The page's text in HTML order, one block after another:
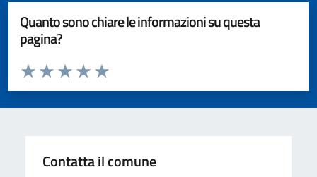
Quanto sono chiare le informazioni su questa
pagina?
Valuta da 1 a 5 stelle la pagina
Valuta 5 stelle su 5
Valuta 4 stelle su 5
Valuta 3 stelle su 5
Valuta 2 stelle su 5
Valuta 1 stelle su 5
Contatta il comune